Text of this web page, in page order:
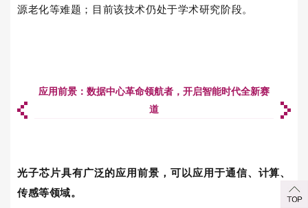
源老化等难题；目前该技术仍处于学术研究阶段。
应用前景：数据中心革命领航者，开启智能时代全新赛
道
光子芯片具有广泛的应用前景，可以应用于通信、计算、
传感等领域。